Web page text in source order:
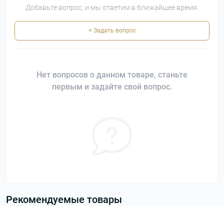
Добавьте вопрос, и мы ответим в ближайшее время.
+ Задать вопрос
Нет вопросов о данном товаре, станьте
первым и задайте свой вопрос.
Рекомендуемые товары